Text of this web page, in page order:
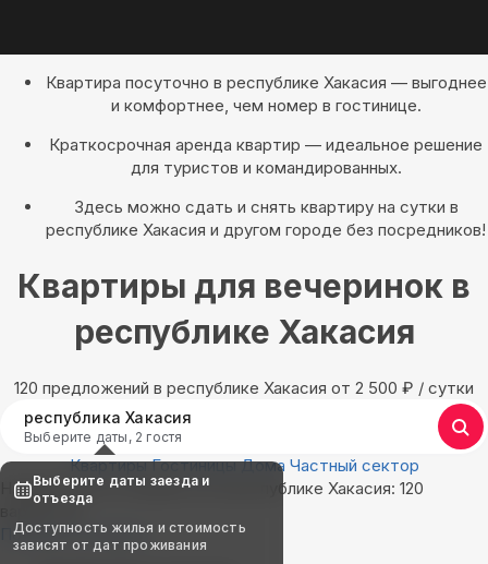
Квартира посуточно в республике Хакасия — выгоднее
и комфортнее, чем номер в гостинице.
Краткосрочная аренда квартир — идеальное решение
для туристов и командированных.
Здесь можно сдать и снять квартиру на сутки в
республике Хакасия и другом городе без посредников!
Квартиры для вечеринок в
республике Хакасия
120 предложений в республике Хакасия oт 2 500 ₽ / сутки
республика Хакасия
Выберите даты, 2 гостя
Квартиры Гостиницы Дома Частный сектор
Найдём, где остановиться в республике Хакасия: 120
вариантов
Показать на карте
Выберите даты заезда и
отъезда
Доступность жилья и стоимость
зависят от дат проживания